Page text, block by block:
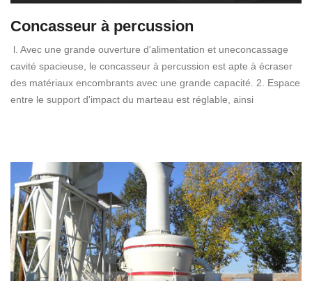
Concasseur à percussion
l. Avec une grande ouverture d'alimentation et uneconcassage
cavité spacieuse, le concasseur à percussion est apte à écraser
des matériaux encombrants avec une grande capacité. 2. Espace
entre le support d'impact du marteau est réglable, ainsi